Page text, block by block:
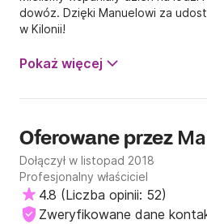
dowóz. Dzięki Manuelowi za
w Kilonii!
Pokaż więcej
Oferowane przez
Dołączył w listopad 2018
Profesjonalny właściciel
4.8 (Liczba opinii: 52)
Zweryfikowane dane